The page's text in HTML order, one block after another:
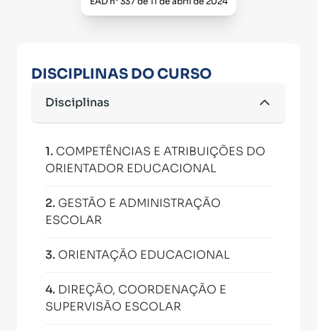
DISCIPLINAS DO CURSO
Disciplinas
1. COMPETÊNCIAS E ATRIBUIÇÕES DO
ORIENTADOR EDUCACIONAL
2. GESTÃO E ADMINISTRAÇÃO
ESCOLAR
3. ORIENTAÇÃO EDUCACIONAL
4. DIREÇÃO, COORDENAÇÃO E
SUPERVISÃO ESCOLAR